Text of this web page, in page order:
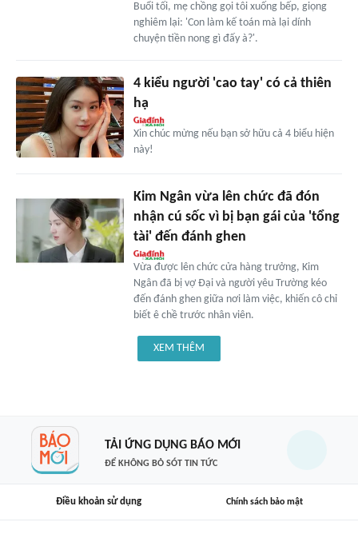
Buổi tối, mẹ chồng gọi tôi xuống bếp, giọng
nghiêm lại: 'Con làm kế toán mà lại dính
chuyện tiền nong gì đấy à?'.
4 kiểu người 'cao tay' có cả thiên
hạ
Xin chúc mừng nếu bạn sở hữu cả 4 biểu hiện
này!
Kim Ngân vừa lên chức đã đón
nhận cú sốc vì bị bạn gái của 'tổng
tài' đến đánh ghen
Vừa được lên chức cửa hàng trưởng, Kim
Ngân đã bị vợ Đại và người yêu Trường kéo
đến đánh ghen giữa nơi làm việc, khiến cô chỉ
biết ê chề trước nhân viên.
XEM THÊM
TẢI ỨNG DỤNG BÁO MỚI
ĐỂ KHÔNG BỎ SÓT TIN TỨC
Điều khoản sử dụng Chính sách bảo mật